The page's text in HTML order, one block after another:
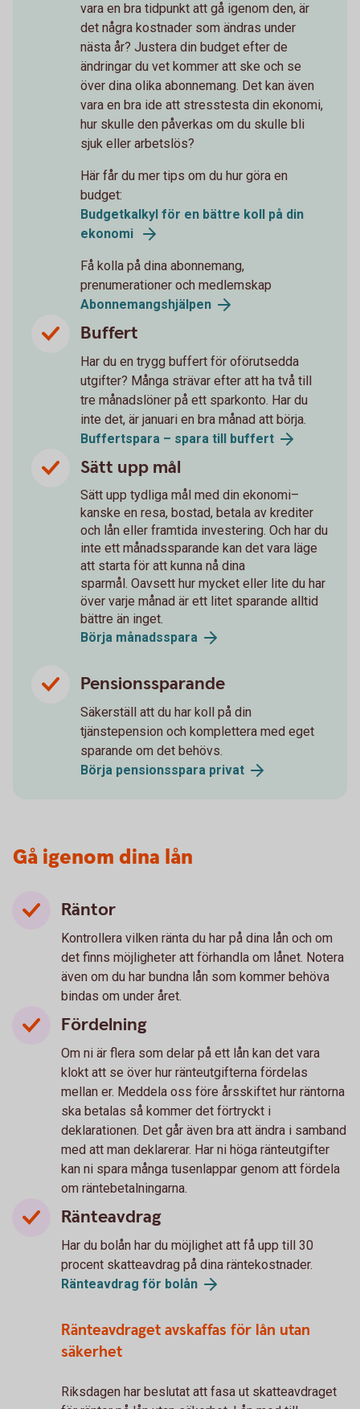
vara en bra tidpunkt att gå igenom den, är
det några kostnader som ändras under
nästa år? Justera din budget efter de
ändringar du vet kommer att ske och se
över dina olika abonnemang. Det kan även
vara en bra ide att stresstesta din ekonomi,
hur skulle den påverkas om du skulle bli
sjuk eller arbetslös?
Här får du mer tips om du hur göra en
budget:
Budgetkalkyl för en bättre koll på din
ekonomi
Få kolla på dina abonnemang,
prenumerationer och medlemskap
Abonnemangshjälpen
Buffert
Har du en trygg buffert för oförutsedda
utgifter? Många strävar efter att ha två till
tre månadslöner på ett sparkonto. Har du
inte det, är januari en bra månad att börja.
Buffertspara – spara till buffert
Sätt upp mål
Sätt upp tydliga mål med din ekonomi–
kanske en resa, bostad, betala av krediter
och lån eller framtida investering. Och har du
inte ett månadssparande kan det vara läge
att starta för att kunna nå dina
sparmål. Oavsett hur mycket eller lite du har
över varje månad är ett litet sparande alltid
bättre än inget.
Börja månadsspara
Pensionssparande
Säkerställ att du har koll på din
tjänstepension och komplettera med eget
sparande om det behövs.
Börja pensionsspara privat
Gå igenom dina lån
Räntor
Kontrollera vilken ränta du har på dina lån och om
det finns möjligheter att förhandla om lånet. Notera
även om du har bundna lån som kommer behöva
bindas om under året.
Fördelning
Om ni är flera som delar på ett lån kan det vara
klokt att se över hur ränteutgifterna fördelas
mellan er. Meddela oss före årsskiftet hur räntorna
ska betalas så kommer det förtryckt i
deklarationen. Det går även bra att ändra i samband
med att man deklarerar. Har ni höga ränteutgifter
kan ni spara många tusenlappar genom att fördela
om räntebetalningarna.
Ränteavdrag
Har du bolån har du möjlighet att få upp till 30
procent skatteavdrag på dina räntekostnader.
Ränteavdrag för bolån
Ränteavdraget avskaffas för lån utan
säkerhet
Riksdagen har beslutat att fasa ut skatteavdraget